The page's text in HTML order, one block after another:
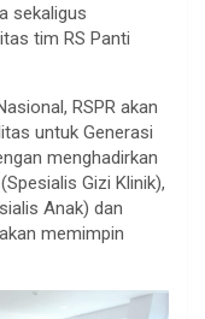
sekaligus
tim RS Panti
RSPR akan
untuk Generasi
menghadirkan
Gizi Klinik),
Anak) dan
memimpin